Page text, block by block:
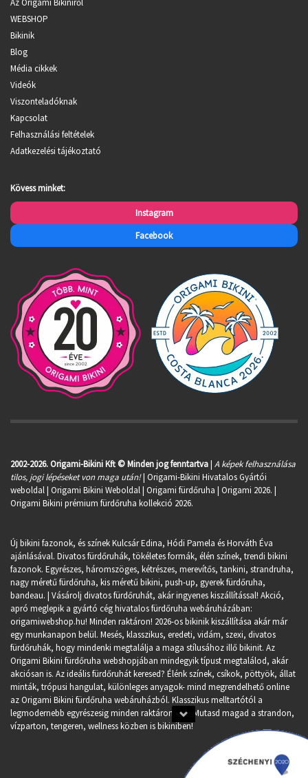
WEBSHOP
Bikinik
Blog
Média cikkek
Videók
Viszonteladóknak
Kapcsolat
Felhasználási feltételek
Adatkezelési tájékoztató
Kövess minket:
Instagram
Facebook
2002-2026. Origami-Bikini Kft © Minden jog fenntartva| A képek felhasználása
tilos, jogi lépéseket von maga után!| Origami-Bikini Hivatalos Gyártói
weboldal | Origami Bikini Weboldal | Origami fürdőruha | Origami 2026. |
Origami Bikini prémium fürdőruha kollekció 2026.
Új bikini fazonok, és színek Kulcsár Edina, Hódi Pamela és Horváth Éva
ajánlásával. Divatos fürdőruhák, tökéletes formák, élén színek, trendi bikini
fazonok. Egyrészes, háromszöges, kétrészes, merevítős, tankini, strandruha,
nagy méretű fürdőruha, kis méretű bikini, push-up, gyerek fürdőruha,
bandeau. | Vásárolj divatos fürdőruhát, akár ingyenes kiszállítással! Akció,
apró meglepik a gyártó cég hivatalos fürdőruha webáruházában:
origamiwebshop.hu! Minden raktáron! 2026-os bikinik kiszállítása akár már
egy munkanapon belül. Mesés, klasszikus, eredeti, vidám, szexi, divatos
fürdőruhák, hogy mindenki megtalálja a maga stílusához illő bikinit. Az
Origami Bikini fürdőruha webshopjában mindegyik típust megtalálod, akár
akciósan is. Az ideális fürdőruhát keresed? Élénk színek, csíkok, pöttyök, állat
minták, trópusi hangulat, különleges anyagok- mind megrendelhető online
az Origami Bikini fürdőruha webáruházból. Klasszikus melltartótól a
legmodernebb egyrészesig minden raktáron van. Mutasd magad a strandon,
vízparton, tengeren, wellness közben is bikiniben!